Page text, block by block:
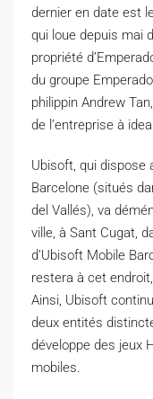
dernier en date est
qui loue depuis mai
propriété
du groupe
philippin Andrew
de l’entreprise à
Ubisoft, qui dispose
Barcelone (situés
del Vallés), va
ville, à Sant Cugat,
d’Ubisoft Mobile
restera à cet
Ainsi, Ubisoft
deux entités
développe des jeux
mobiles.